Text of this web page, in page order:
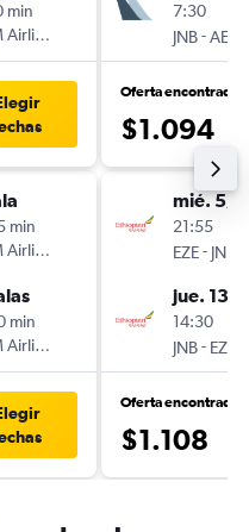
min
Airlines
min
Airlines
min
Airlines
7:30
JNB-AEP
Oferta encontrada
$1.094
mié. 5/8
21:55
EZE- JNB
jue. 13/
14:30
JNB- EZE
Oferta encontrada
$1.108